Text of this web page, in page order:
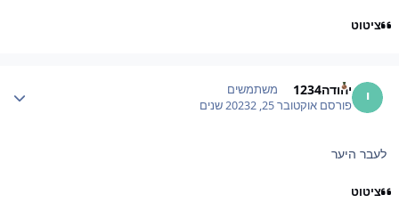
ציטוט
יהודה1234 משתמשים
פורסםאוקטובר 25, 2023 2 שנים
לעבר היער
ציטוט